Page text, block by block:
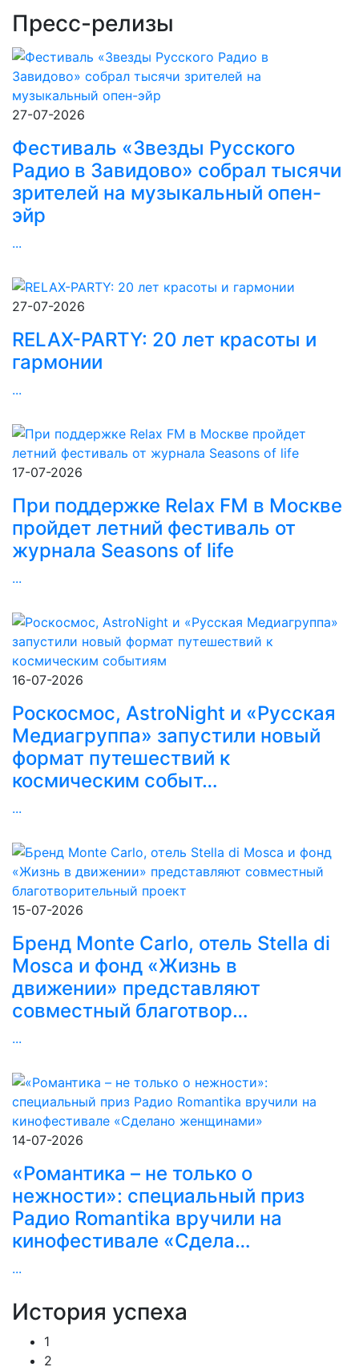
Пресс-релизы
27-07-2026
Фестиваль «Звезды Русского
Радио в Завидово» собрал тысячи
зрителей на музыкальный опен-
эйр
...
27-07-2026
RELAX-PARTY: 20 лет красоты и
гармонии
...
17-07-2026
При поддержке Relax FM в Москве
пройдет летний фестиваль от
журнала Seasons of life
...
16-07-2026
Роскосмос, AstroNight и «Русская
Медиагруппа» запустили новый
формат путешествий к
космическим событ…
...
15-07-2026
Бренд Monte Carlo, отель Stella di
Mosca и фонд «Жизнь в
движении» представляют
совместный благотвор…
...
14-07-2026
«Романтика – не только о
нежности»: специальный приз
Радио Romantika вручили на
кинофестивале «Сдела…
...
История успеха
1
2